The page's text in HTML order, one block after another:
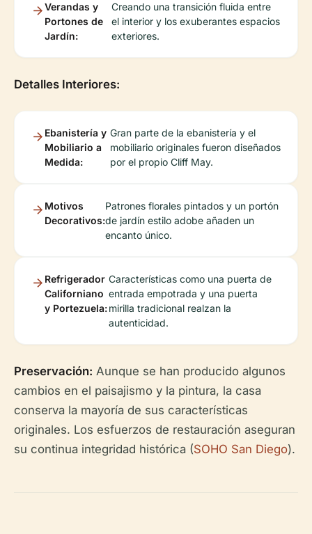
Verandas y
Portones de
Jardín:
Creando una transición fluida entre
el interior y los exuberantes espacios
exteriores.
Detalles Interiores:
Ebanistería y
Mobiliario a
Medida:
Gran parte de la ebanistería y el
mobiliario originales fueron diseñados
por el propio Cliff May.
Motivos
Decorativos:
Patrones florales pintados y un portón
de jardín estilo adobe añaden un
encanto único.
Refrigerador
Californiano
y Portezuela:
Características como una puerta de
entrada empotrada y una puerta
mirilla tradicional realzan la
autenticidad.
Preservación: Aunque se han producido algunos
cambios en el paisajismo y la pintura, la casa
conserva la mayoría de sus características
originales. Los esfuerzos de restauración aseguran
su continua integridad histórica (SOHO San Diego).